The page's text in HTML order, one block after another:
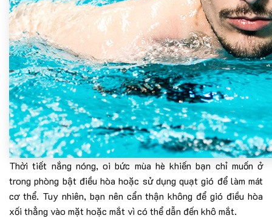
Thời tiết nắng nóng, oi bức mùa hè khiến bạn chỉ muốn ở
trong phòng bật điều hòa hoặc sử dụng quạt gió để làm mát
cơ thể. Tuy nhiên, bạn nên cẩn thận không để gió điều hòa
xối thẳng vào mặt hoặc mắt vì có thể dẫn đến khô mắt.